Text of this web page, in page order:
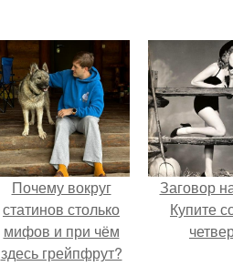
Почему вокруг
статинов столько
мифов и при чём
здесь грейпфрут?
Заговор
Купите